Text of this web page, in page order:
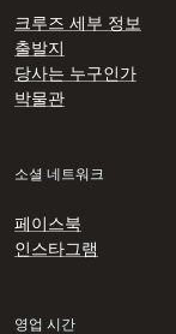
크루즈 세부 정보
출발지
당사는 누구인가
박물관
소셜 네트워크
페이스북
인스타그램
영업 시간